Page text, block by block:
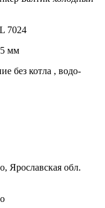
7024
мм
без котла , водо-
Ярославская обл.